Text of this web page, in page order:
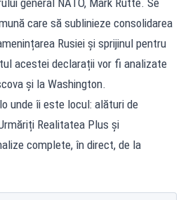
care să sublinieze consolidarea
Rusiei și sprijinul pentru
acestei declarații vor fi analizate
și la Washington.
unde îi este locul: alături de
Realitatea Plus și
complete, în direct, de la